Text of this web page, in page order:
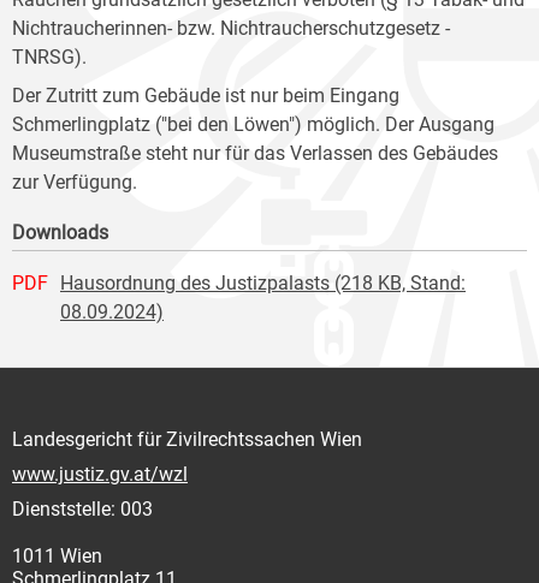
Nichtraucherinnen- bzw. Nichtraucherschutzgesetz -
TNRSG).
Der Zutritt zum Gebäude ist nur beim Eingang
Schmerlingplatz ("bei den Löwen") möglich. Der Ausgang
Museumstraße steht nur für das Verlassen des Gebäudes
zur Verfügung.
Downloads
PDF
Hausordnung des Justizpalasts (218 KB, Stand:
08.09.2024)
Landesgericht für Zivilrechtssachen Wien
www.justiz.gv.at/wzl
Dienststelle: 003
1011 Wien